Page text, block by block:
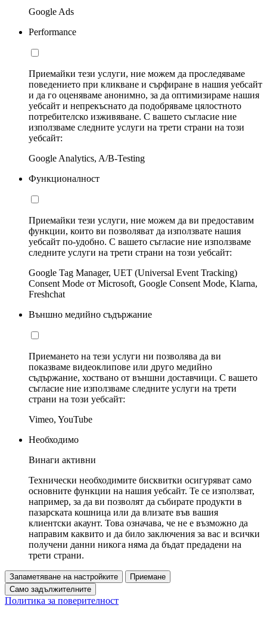
Google Ads
Performance
Приемайки тези услуги, ние можем да проследяваме
поведението при кликване и сърфиране в нашия уебсайт
и да го оценяваме анонимно, за да оптимизираме нашия
уебсайт и непрекъснато да подобряваме цялостното
потребителско изживяване. С вашето съгласие ние
използваме следните услуги на трети страни на този
уебсайт:
Google Analytics, A/B-Testing
Функционалност
Приемайки тези услуги, ние можем да ви предоставим
функции, които ви позволяват да използвате нашия
уебсайт по-удобно. С вашето съгласие ние използваме
следните услуги на трети страни на този уебсайт:
Google Tag Manager, UET (Universal Event Tracking)
Consent Mode от Microsoft, Google Consent Mode, Klarna,
Freshchat
Външно медийно съдържание
Приемането на тези услуги ни позволява да ви
показваме видеоклипове или друго медийно
съдържание, хоствано от външни доставчици. С вашето
съгласие ние използваме следните услуги на трети
страни на този уебсайт:
Vimeo, YouTube
Необходимо
Винаги активни
Технически необходимите бисквитки осигуряват само
основните функции на нашия уебсайт. Те се използват,
например, за да ви позволят да събирате продукти в
пазарската кошница или да влизате във вашия
клиентски акаунт. Това означава, че не е възможно да
направим каквито и да било заключения за вас и всички
получени данни никога няма да бъдат предадени на
трети страни.
Запаметяване на настройките
Приемане
Само задължителните
Политика за поверителност